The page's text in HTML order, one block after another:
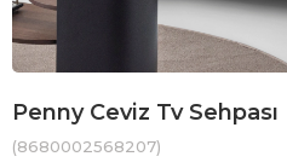
Penny Ceviz Tv Sehpası
(8680002568207)